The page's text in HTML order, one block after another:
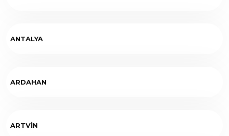
ANTALYA
ARDAHAN
ARTVİN